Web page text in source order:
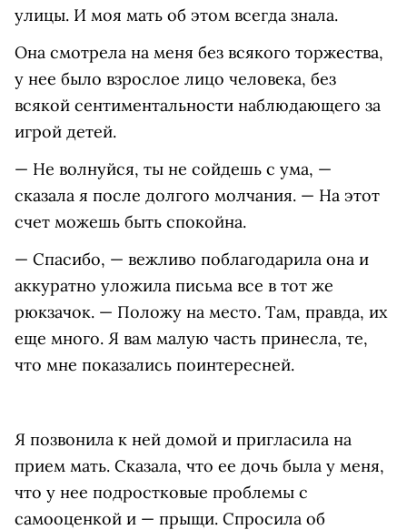
улицы. И моя мать об этом всегда знала.
Она смотрела на меня без всякого торжества,
у нее было взрослое лицо человека, без
всякой сентиментальности наблюдающего за
игрой детей.
— Не волнуйся, ты не сойдешь с ума, —
сказала я после долгого молчания. — На этот
счет можешь быть спокойна.
— Спасибо, — вежливо поблагодарила она и
аккуратно уложила письма все в тот же
рюкзачок. — Положу на место. Там, правда, их
еще много. Я вам малую часть принесла, те,
что мне показались поинтересней.
Я позвонила к ней домой и пригласила на
прием мать. Сказала, что ее дочь была у меня,
что у нее подростковые проблемы с
самооценкой и — прыщи. Спросила об